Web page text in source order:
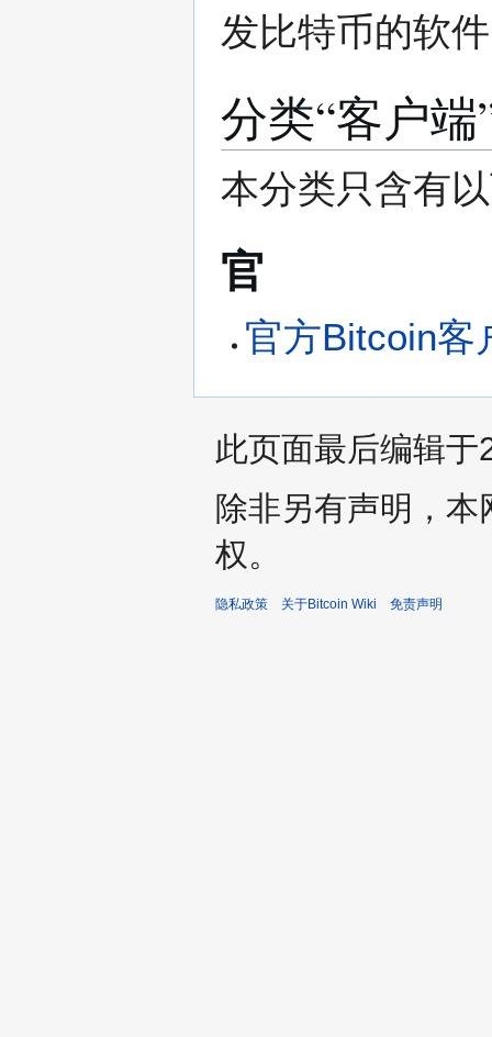
导
航
搜
索
发比特币的软
分类“客户
本分类只含有
官
官方Bitcoin客
此页面最后编辑
除非另有声明，本
权。
隐私政策 关于Bitcoin Wiki 免责声明